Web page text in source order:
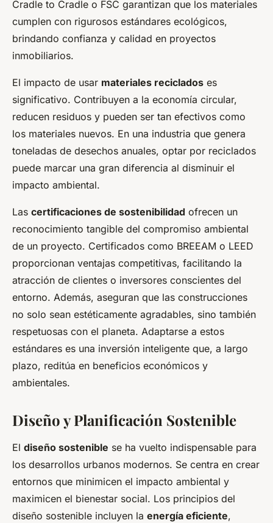
Cradle to Cradle o FSC garantizan que los materiales
cumplen con rigurosos estándares ecológicos,
brindando confianza y calidad en proyectos
inmobiliarios.
El impacto de usar materiales reciclados es
significativo. Contribuyen a la economía circular,
reducen residuos y pueden ser tan efectivos como
los materiales nuevos. En una industria que genera
toneladas de desechos anuales, optar por reciclados
puede marcar una gran diferencia al disminuir el
impacto ambiental.
Las certificaciones de sostenibilidad ofrecen un
reconocimiento tangible del compromiso ambiental
de un proyecto. Certificados como BREEAM o LEED
proporcionan ventajas competitivas, facilitando la
atracción de clientes o inversores conscientes del
entorno. Además, aseguran que las construcciones
no solo sean estéticamente agradables, sino también
respetuosas con el planeta. Adaptarse a estos
estándares es una inversión inteligente que, a largo
plazo, reditúa en beneficios económicos y
ambientales.
Diseño y Planificación Sostenible
El diseño sostenible se ha vuelto indispensable para
los desarrollos urbanos modernos. Se centra en crear
entornos que minimicen el impacto ambiental y
maximicen el bienestar social. Los principios del
diseño sostenible incluyen la energía eficiente,